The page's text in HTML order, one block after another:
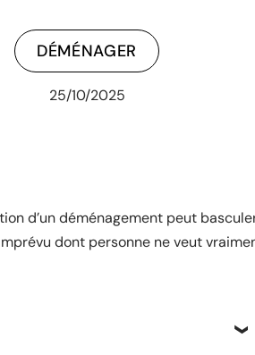
DÉMÉNAGER
25/10/2025
d’un déménagement peut
dont personne ne veut